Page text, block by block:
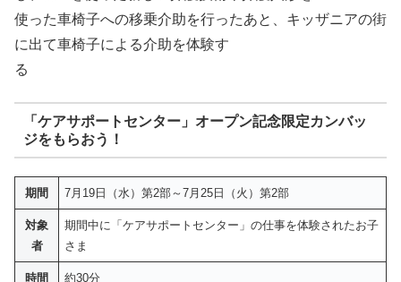
使った車椅子への移乗介助を行ったあと、キッザニアの街
に出て車椅子による介助を体験す
る
「ケアサポートセンター」オープン記念限定カンバッ
ジをもらおう！
期間 7月19日（水）第2部～7月25日（火）第2部
対象
者
期間中に「ケアサポートセンター」の仕事を体験されたお子
さま
時間 約30分